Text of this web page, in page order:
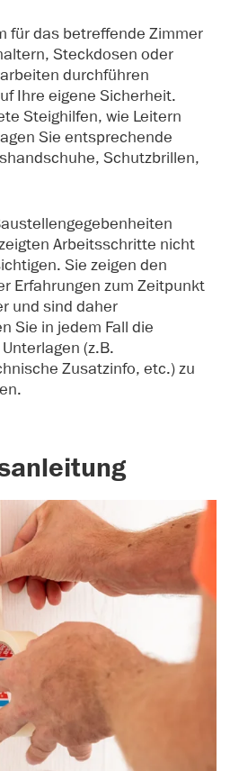
für das betreffende Zimmer
Steckdosen oder
durchführen
Ihre eigene Sicherheit.
Steighilfen, wie Leitern
Sie entsprechende
Schutzbrillen,
Arbeitsschritte nicht
Sie zeigen den
Erfahrungen zum Zeitpunkt
und sind daher
Sie in jedem Fall die
(z.B.
Zusatzinfo, etc.) zu